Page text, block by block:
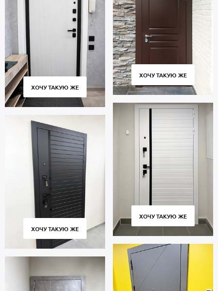
ХОЧУ ТАКУЮ ЖЕ
ХОЧУ ТАКУЮ ЖЕ
ХОЧУ ТАКУЮ ЖЕ
ХОЧУ ТАКУЮ ЖЕ